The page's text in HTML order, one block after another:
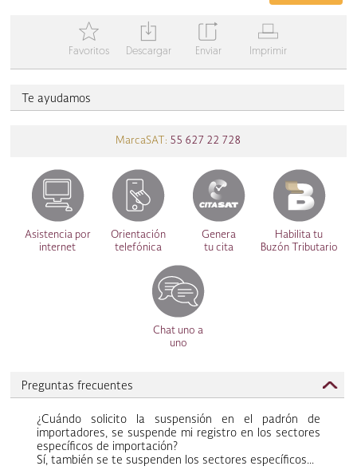
T
Favoritos
Y
Descargar
Z
Enviar
V
Imprimir
Te ayudamos
MarcaSAT: 55 627 22 728
Asistencia por
internet
Orientación
telefónica
Genera
tu cita
Habilita tu
Buzón Tributario
Chat uno a
uno
Preguntas frecuentes
¿Cuándo solicito la suspensión en el padrón de
importadores, se suspende mi registro en los sectores
específicos de importación?
Sí, también se te suspenden los sectores específicos...